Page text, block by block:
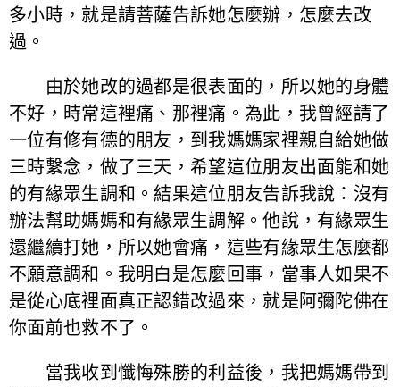
多小時，就是請菩薩告訴她怎麼辦，怎麼去改
過。
由於她改的過都是很表面的，所以她的身體
不好，時常這裡痛、那裡痛。為此，我曾經請了
一位有修有德的朋友，到我媽媽家裡親自給她做
三時繫念，做了三天，希望這位朋友出面能和她
的有緣眾生調和。結果這位朋友告訴我說：沒有
辦法幫助媽媽和有緣眾生調解。他說，有緣眾生
還繼續打她，所以她會痛，這些有緣眾生怎麼都
不願意調和。我明白是怎麼回事，當事人如果不
是從心底裡面真正認錯改過來，就是阿彌陀佛在
你面前也救不了。
當我收到懺悔殊勝的利益後，我把媽媽帶到